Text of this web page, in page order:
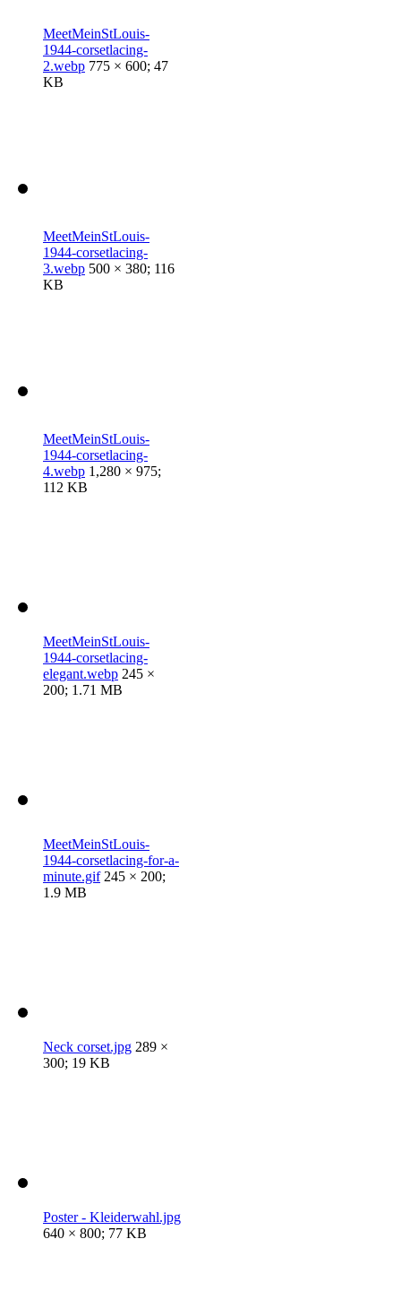
MeetMeinStLouis-
1944-corsetlacing-
2.webp 775 × 600; 47
KB
MeetMeinStLouis-
1944-corsetlacing-
3.webp 500 × 380; 116
KB
MeetMeinStLouis-
1944-corsetlacing-
4.webp 1,280 × 975;
112 KB
MeetMeinStLouis-
1944-corsetlacing-
elegant.webp 245 ×
200; 1.71 MB
MeetMeinStLouis-
1944-corsetlacing-for-a-
minute.gif245 × 200;
1.9 MB
Neck corset.jpg 289 ×
300; 19 KB
Poster - Kleiderwahl.jpg
640 × 800; 77 KB